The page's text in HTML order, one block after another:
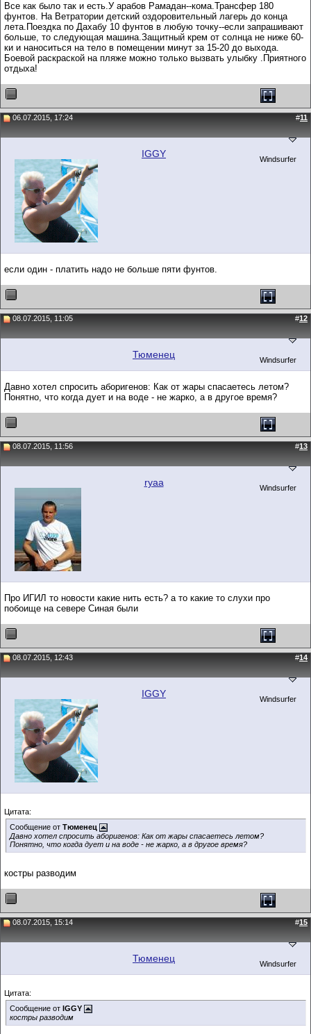
Все как было так и есть.У арабов Рамадан--кома.Трансфер 180
фунтов. На Ветратории детский оздоровительный лагерь до конца
лета.Поездка по Дахабу 10 фунтов в любую точку--если запрашивают
больше, то следующая машина.Защитный крем от солнца не ниже 60-
ки и наноситься на тело в помещении минут за 15-20 до выхода.
Боевой раскраской на пляже можно только вызвать улыбку .Приятного
отдыха!
06.07.2015, 17:24 #11
IGGY Windsurfer
если один - платить надо не больше пяти фунтов.
08.07.2015, 11:05 #12
Тюменец Windsurfer
Давно хотел спросить аборигенов: Как от жары спасаетесь летом?
Понятно, что когда дует и на воде - не жарко, а в другое время?
08.07.2015, 11:56 #13
ryaa Windsurfer
Про ИГИЛ то новости какие нить есть? а то какие то слухи про
побоище на севере Синая были
08.07.2015, 12:43 #14
IGGY Windsurfer
Цитата:
Сообщение от Тюменец
Давно хотел спросить аборигенов: Как от жары спасаетесь летом?
Понятно, что когда дует и на воде - не жарко, а в другое время?
костры разводим
08.07.2015, 15:14 #15
Тюменец Windsurfer
Цитата:
Сообщение от IGGY
костры разводим